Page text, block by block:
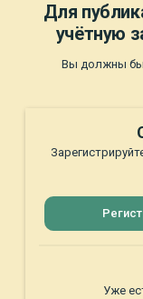
Для
учётную
Вы должны
Уже